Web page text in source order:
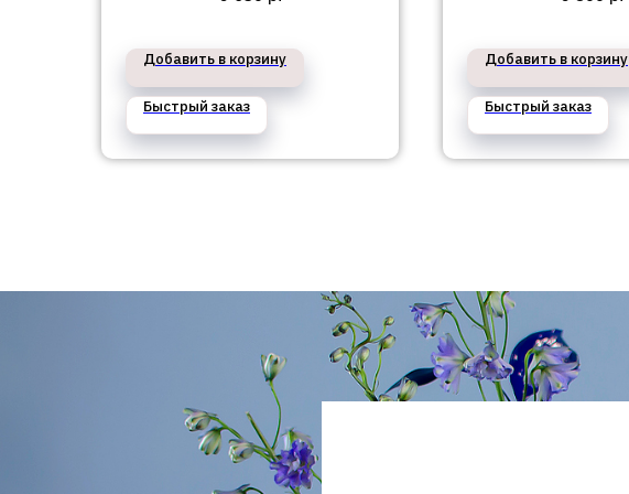
Добавить в корзину
Быстрый заказ
Добавить в корзину
Быстрый заказ